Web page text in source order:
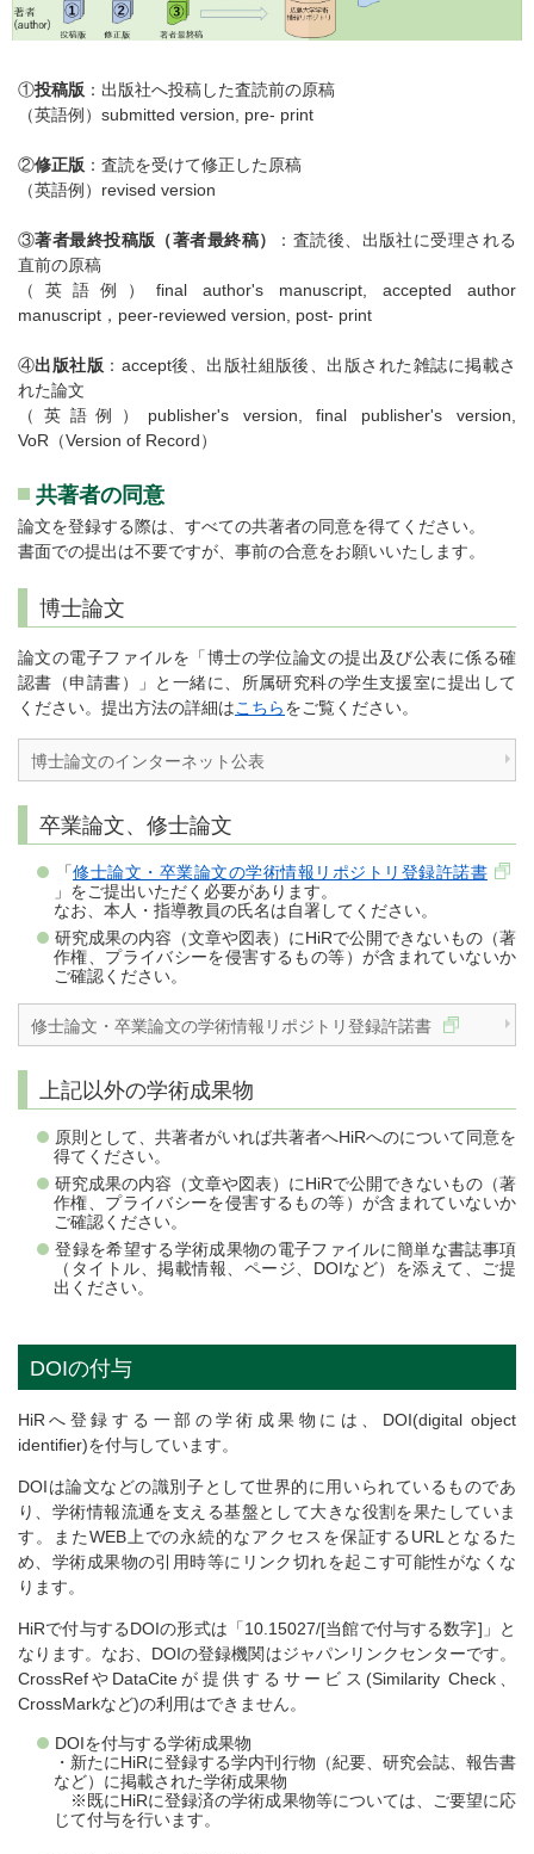
①投稿版 ：出版社へ投稿した査読前の原稿
（英語例）submitted version, pre- print
②修正版 ：査読を受けて修正した原稿
（英語例）revised version
③著者最終投稿版（著者最終稿）
：査読後、出版社に受理される
直前の原稿
（英語例）final author's manuscript, accepted author
manuscript，peer-reviewed version, post- print
④出版社版 ：accept後、出版社組版後、出版された雑誌に掲載さ
れた論文
（英語例）publisher's version, final publisher's version,
VoR（Version of Record）
共著者の同意
論文を登録する際は、すべての共著者の同意を得てください。
書面での提出は不要ですが、事前の合意をお願いいたします。
博士論文
論文の電子ファイルを「博士の学位論文の提出及び公表に係る確
認書（申請書）」と一緒に、所属研究科の学生支援室に提出して
ください。提出方法の詳細はこちらをご覧ください。
博士論文のインターネット公表
卒業論文、修士論文
「修士論文・卒業論文の学術情報リポジトリ登録許諾書
」をご提出いただく必要があります。
なお、本人・指導教員の氏名は自署してください。
研究成果の内容（文章や図表）にHiRで公開できないもの（著
作権、プライバシーを侵害するもの等）が含まれていないか
ご確認ください。
修士論文・卒業論文の学術情報リポジトリ登録許諾書
上記以外の学術成果物
原則として、共著者がいれば共著者へHiRへのについて同意を
得てください。
研究成果の内容（文章や図表）にHiRで公開できないもの（著
作権、プライバシーを侵害するもの等）が含まれていないか
ご確認ください。
登録を希望する学術成果物の電子ファイルに簡単な書誌事項
（タイトル、掲載情報、ページ、DOIなど）を添えて、ご提
出ください。
DOIの付与
HiRへ登録する一部の学術成果物には、DOI(digital object
identifier)を付与しています。
DOIは論文などの識別子として世界的に用いられているものであ
り、学術情報流通を支える基盤として大きな役割を果たしていま
す。またWEB上での永続的なアクセスを保証するURLとなるた
め、学術成果物の引用時等にリンク切れを起こす可能性がなくな
ります。
HiRで付与するDOIの形式は「10.15027/[当館で付与する数字]」と
なります。なお、DOIの登録機関はジャパンリンクセンターです。
CrossRefやDataCiteが提供するサービス(Similarity Check、
CrossMarkなど)の利用はできません。
DOIを付与する学術成果物
・新たにHiRに登録する学内刊行物（紀要、研究会誌、報告書
など）に掲載された学術成果物
※既にHiRに登録済の学術成果物等については、ご要望に応
じて付与を行います。